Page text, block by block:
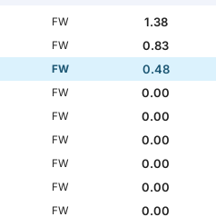
FW
1.38
FW
0.83
FW
0.48
FW
0.00
FW
0.00
FW
0.00
FW
0.00
FW
0.00
FW
0.00